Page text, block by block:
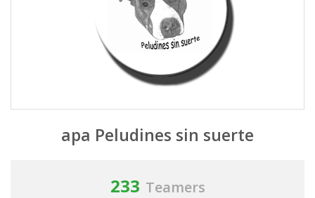
apa Peludines sin suerte
233 Teamers